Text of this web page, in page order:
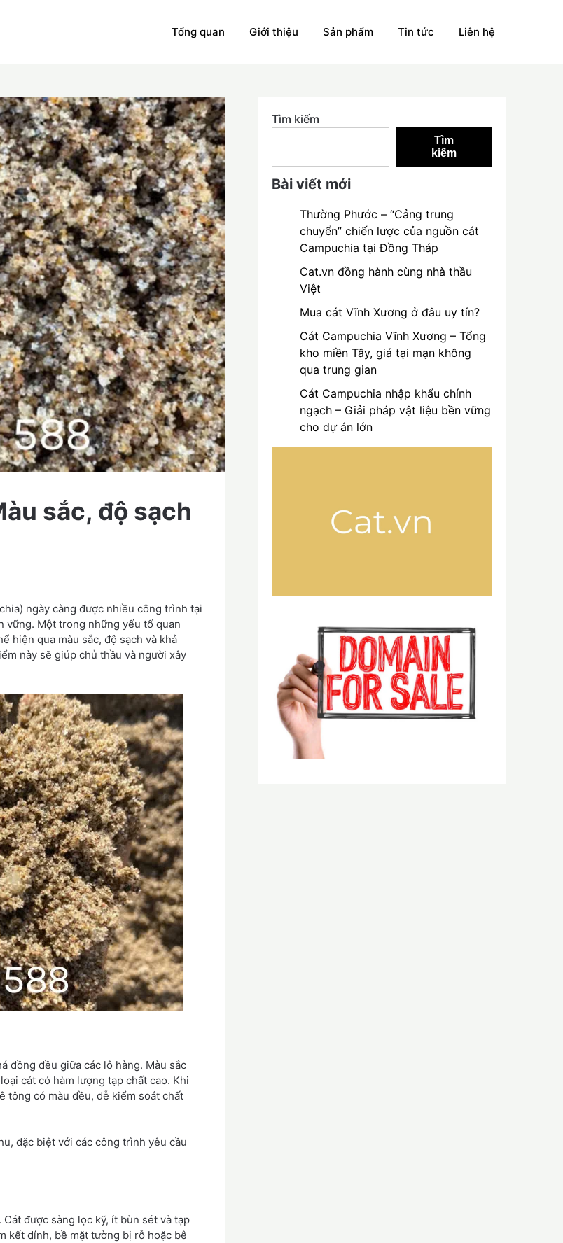
Tổng quan Giới thiệu Sản phẩm Tin tức Liên hệ
sắc, độ sạch
ngày càng được nhiều công trình tại
vững. Một trong những yếu tố quan
hiện qua màu sắc, độ sạch và khả
này sẽ giúp chủ thầu và người xây
đồng đều giữa các lô hàng. Màu sắc
cát có hàm lượng tạp chất cao. Khi
tông có màu đều, dễ kiểm soát chất
đặc biệt với các công trình yêu cầu
được sàng lọc kỹ, ít bùn sét và tạp
kết dính, bề mặt tường bị rỗ hoặc bê
Tìm kiếm
Tìm
kiếm
Bài viết mới
Thường Phước – “Cảng trung
chuyển” chiến lược của nguồn cát
Campuchia tại Đồng Tháp
Cat.vn đồng hành cùng nhà thầu
Việt
Mua cát Vĩnh Xương ở đâu uy tín?
Cát Campuchia Vĩnh Xương – Tổng
kho miền Tây, giá tại mạn không
qua trung gian
Cát Campuchia nhập khẩu chính
ngạch – Giải pháp vật liệu bền vững
cho dự án lớn